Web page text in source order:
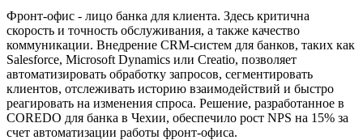
Фронт-офис - лицо банка для клиента. Здесь критична
скорость и точность обслуживания, а также качество
коммуникации. Внедрение CRM-систем для банков, таких как
Salesforce, Microsoft Dynamics или Creatio, позволяет
автоматизировать обработку запросов, сегментировать
клиентов, отслеживать историю взаимодействий и быстро
реагировать на изменения спроса. Решение, разработанное в
COREDO для банка в Чехии, обеспечило рост NPS на 15% за
счет автоматизации работы фронт-офиса.